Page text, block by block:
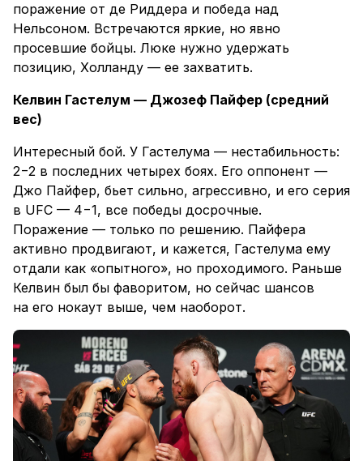
поражение от де Риддера и победа над
Нельсоном. Встречаются яркие, но явно
просевшие бойцы. Люке нужно удержать
позицию, Холланду — ее захватить.
Келвин Гастелум — Джозеф Пайфер (средний
вес)
Интересный бой. У Гастелума — нестабильность:
2−2 в последних четырех боях. Его оппонент —
Джо Пайфер, бьет сильно, агрессивно, и его серия
в UFC — 4−1, все победы досрочные.
Поражение — только по решению. Пайфера
активно продвигают, и кажется, Гастелума ему
отдали как «опытного», но проходимого. Раньше
Келвин был бы фаворитом, но сейчас шансов
на его нокаут выше, чем наоборот.